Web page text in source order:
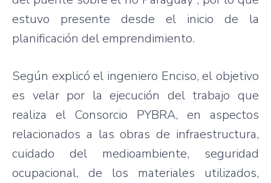
estuvo presente desde el inicio de la
planificación del emprendimiento.
Según explicó el ingeniero Enciso, el objetivo
es velar por la ejecución del trabajo que
realiza el Consorcio PYBRA, en aspectos
relacionados a las obras de infraestructura,
cuidado del medioambiente, seguridad
ocupacional, de los materiales utilizados,